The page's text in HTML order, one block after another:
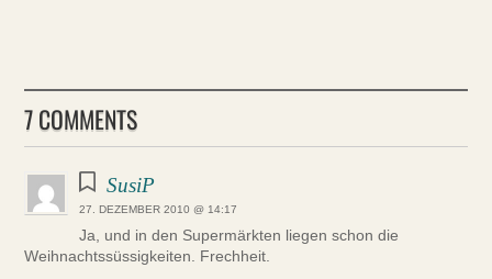
7 COMMENTS
SusiP
27. DEZEMBER 2010 @ 14:17
Ja, und in den Supermärkten liegen schon die
Weihnachtssüssigkeiten. Frechheit.